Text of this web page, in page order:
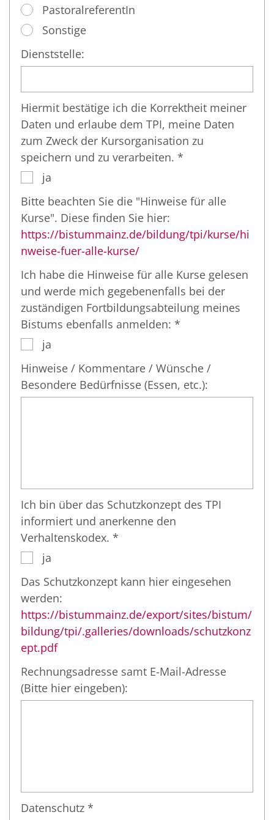
PastoralreferentIn
Sonstige
Dienststelle:
Hiermit bestätige ich die Korrektheit meiner
Daten und erlaube dem TPI, meine Daten
zum Zweck der Kursorganisation zu
speichern und zu verarbeiten. *
ja
Bitte beachten Sie die "Hinweise für alle
Kurse". Diese finden Sie hier:
https://bistummainz.de/bildung/tpi/kurse/hi
nweise-fuer-alle-kurse/
Ich habe die Hinweise für alle Kurse gelesen
und werde mich gegebenenfalls bei der
zuständigen Fortbildungsabteilung meines
Bistums ebenfalls anmelden: *
ja
Hinweise / Kommentare / Wünsche /
Besondere Bedürfnisse (Essen, etc.):
Ich bin über das Schutzkonzept des TPI
informiert und anerkenne den
Verhaltenskodex. *
ja
Das Schutzkonzept kann hier eingesehen
werden:
https://bistummainz.de/export/sites/bistum/
bildung/tpi/.galleries/downloads/schutzkonz
ept.pdf
Rechnungsadresse samt E-Mail-Adresse
(Bitte hier eingeben):
Datenschutz *